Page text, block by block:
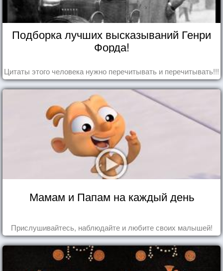
Подборка лучших высказываний Генри
Форда!
Цитаты этого человека нужно перечитывать и перечитывать!!!
Мамам и Папам на каждый день
Прислушивайтесь, наблюдайте и любите своих малышей!